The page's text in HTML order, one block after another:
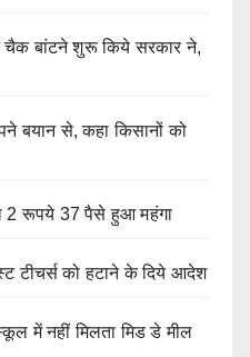
बांटने शुरू किये सरकार ने,
बयान से, कहा किसानों को
2 रूपये 37 पैसे हुआ महंगा
टीचर्स को हटाने के दिये आदेश
में नहीं मिलता मिड डे मील